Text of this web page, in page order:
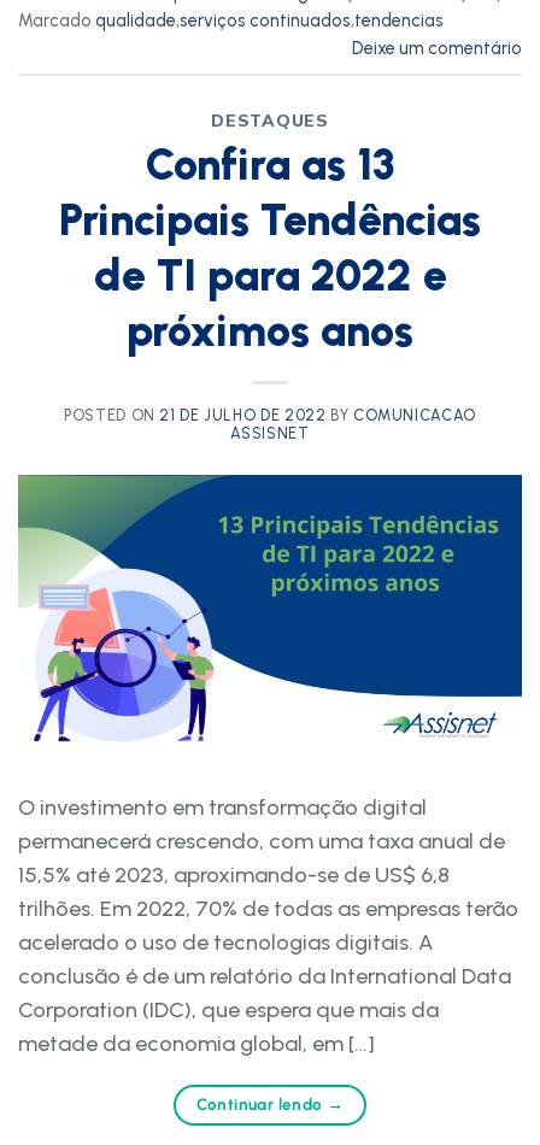
Marcado qualidade,serviços continuados,tendencias
Deixe um comentário
DESTAQUES
Confira as 13
Principais Tendências
de TI para 2022 e
próximos anos
POSTED ON 21 DE JULHO DE 2022 BY COMUNICACAO
ASSISNET
O investimento em transformação digital
permanecerá crescendo, com uma taxa anual de
15,5% até 2023, aproximando-se de US$ 6,8
trilhões. Em 2022, 70% de todas as empresas terão
acelerado o uso de tecnologias digitais. A
conclusão é de um relatório da International Data
Corporation (IDC), que espera que mais da
metade da economia global, em […]
Continuar lendo →